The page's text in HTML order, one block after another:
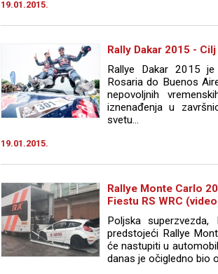
19.01.2015.
Rally Dakar 2015 -
Rallye Dakar 2015
Rosaria do Buenos
nepovoljnih
iznenađenja u
svetu...
19.01.2015.
Rallye Monte Carlo
Fiestu RS WRC
Poljska
predstojeći Rallye
će nastupiti u
danas je očigledno bio